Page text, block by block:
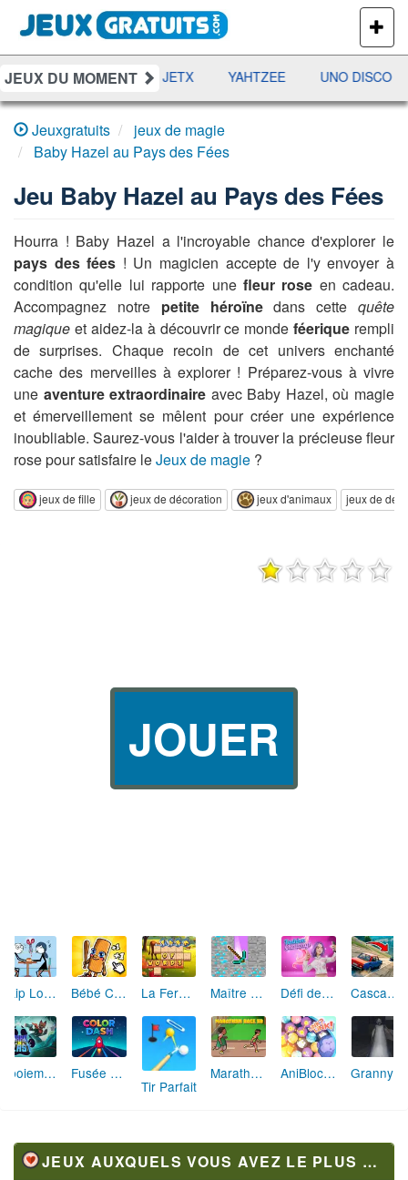
PLUS
DE
JEUX
JEUX DU MOMENT
DAMES RAMI JETX YAHTZEE UNO DISCO
Jeuxgratuits
jeux de magie
Baby Hazel au Pays des Fées
Jeu Baby Hazel au Pays des Fées
Hourra ! Baby Hazel a l'incroyable chance d'explorer le
pays des fées ! Un magicien accepte de l'y envoyer à
condition qu'elle lui rapporte une fleur rose en cadeau.
Accompagnez notre petite héroïnedans cettequête
magique et aidez-la à découvrir ce mondeféerique rempli
de surprises. Chaque recoin de cet univers enchanté
cache des merveilles à explorer ! Préparez-vous à vivre
une aventure extraordinaire avec Baby Hazel, où magie
et émerveillement se mêlent pour créer une expérience
inoubliable. Saurez-vous l'aider à trouver la précieuse fleur
rose pour satisfaire leJeux de magie ?
jeux de fille jeux de décoration jeux d'animaux jeux de
JOUER
Skip Love: L'Amour en Péril Bébé Clic Italien: La Folie des Petits Bambins La Ferme des Mots - Cultivez votre Vocabulaire Maître de la Destruction: Fusion de Pioches Défi de Mode: Star du Podium Cascades Folles 3D
Aboiement Stellaire : Aventure Canine Fusée Chromatique: La Course des Couleurs
Tir Parfait
Marathon Champion io AniBlocos: Connecte les Animaux Mignons!
JEUX AUXQUELS VOUS AVEZ LE PLUS JOUÉ